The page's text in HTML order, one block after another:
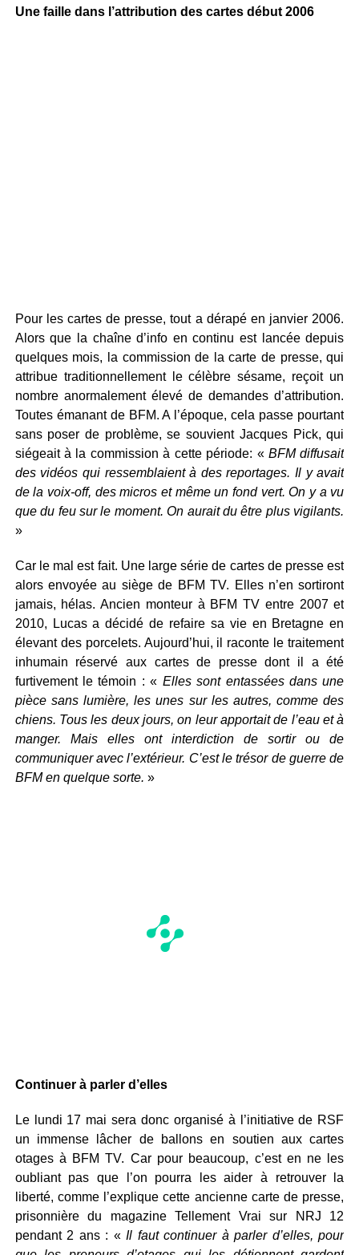
Une faille dans l’attribution des cartes début 2006
Pour les cartes de presse, tout a dérapé en janvier 2006.
Alors que la chaîne d’info en continu est lancée depuis
quelques mois, la commission de la carte de presse, qui
attribue traditionnellement le célèbre sésame, reçoit un
nombre anormalement élevé de demandes d’attribution.
Toutes émanant de BFM. A l’époque, cela passe pourtant
sans poser de problème, se souvient Jacques Pick, qui
siégeait à la commission à cette période: « BFM diffusait
des vidéos qui ressemblaient à des reportages. Il y avait
de la voix-off, des micros et même un fond vert. On y a vu
que du feu sur le moment. On aurait du être plus vigilants.
»
Car le mal est fait. Une large série de cartes de presse est
alors envoyée au siège de BFM TV. Elles n’en sortiront
jamais, hélas. Ancien monteur à BFM TV entre 2007 et
2010, Lucas a décidé de refaire sa vie en Bretagne en
élevant des porcelets. Aujourd’hui, il raconte le traitement
inhumain réservé aux cartes de presse dont il a été
furtivement le témoin : « Elles sont entassées dans une
pièce sans lumière, les unes sur les autres, comme des
chiens. Tous les deux jours, on leur apportait de l’eau et à
manger. Mais elles ont interdiction de sortir ou de
communiquer avec l’extérieur. C’est le trésor de guerre de
BFM en quelque sorte. »
Continuer à parler d’elles
Le lundi 17 mai sera donc organisé à l’initiative de RSF
un immense lâcher de ballons en soutien aux cartes
otages à BFM TV. Car pour beaucoup, c’est en ne les
oubliant pas que l’on pourra les aider à retrouver la
liberté, comme l’explique cette ancienne carte de presse,
prisonnière du magazine Tellement Vrai sur NRJ 12
pendant 2 ans : «Il faut continuer à parler d’elles, pour